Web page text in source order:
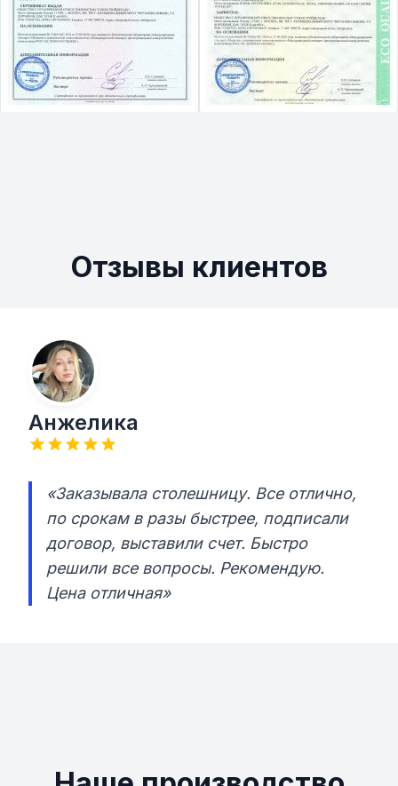
Отзывы клиентов
Анжелика
«Заказывала столешницу. Все отлично,
по срокам в разы быстрее, подписали
договор, выставили счет. Быстро
решили все вопросы. Рекомендую.
Цена отличная»